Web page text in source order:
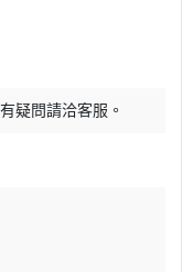
疑問請洽客服。